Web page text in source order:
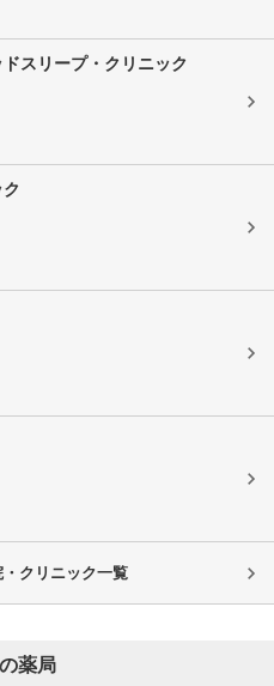
スリープ・クリニック
クリニック一覧
薬局